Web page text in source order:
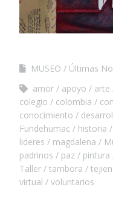
MUSEO
Últimas
amor
apoyo arte
colegio
colombia
conocimiento
Fundehumac
historia
lideres
magdalena
padrinos
paz pintura
Taller
tambora
virtual
voluntarios